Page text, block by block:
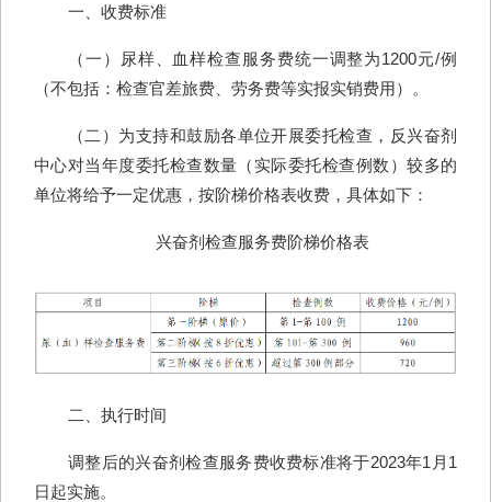
一、收费标准
（一）尿样、血样检查服务费统一调整为1200元/例
（不包括：检查官差旅费、劳务费等实报实销费用）。
（二）为支持和鼓励各单位开展委托检查，反兴奋剂
中心对当年度委托检查数量（实际委托检查例数）较多的
单位将给予一定优惠，按阶梯价格表收费，具体如下：
兴奋剂检查服务费阶梯价格表
二、执行时间
调整后的兴奋剂检查服务费收费标准将于2023年1月1
日起实施。